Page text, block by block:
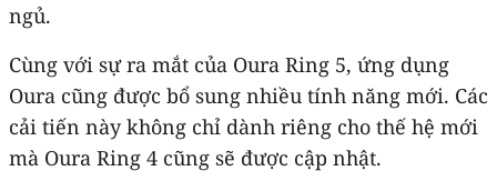
ngủ.
Cùng với sự ra mắt của Oura Ring 5, ứng dụng
Oura cũng được bổ sung nhiều tính năng mới. Các
cải tiến này không chỉ dành riêng cho thế hệ mới
mà Oura Ring 4 cũng sẽ được cập nhật.